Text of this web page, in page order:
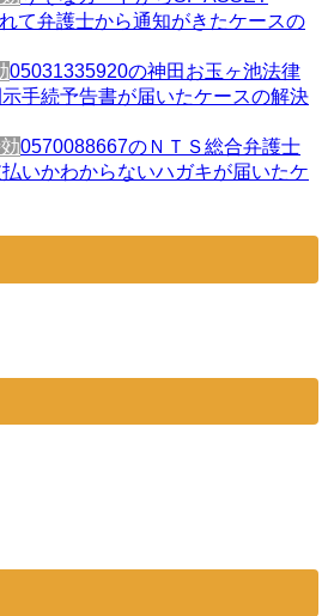
て弁護士から通知がきたケースの
05031335920の神田お玉ヶ池法律
手続予告書が届いたケースの解決
0570088667のＮＴＳ総合弁護士
いかわからないハガキが届いたケ